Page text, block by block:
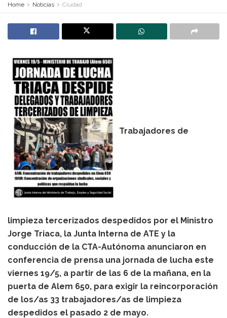
Home Noticias Ciudad
Trabajadores de
limpieza tercerizados despedidos por el Ministro
Jorge Triaca, la Junta Interna de ATE y la
conducción de la CTA-Autónoma anunciaron en
conferencia de prensa una jornada de lucha este
viernes 19/5, a partir de las 6 de la mañana, en la
puerta de Alem 650, para exigir la reincorporación
de los/as 33 trabajadores/as de limpieza
despedidos el pasado 2 de mayo.